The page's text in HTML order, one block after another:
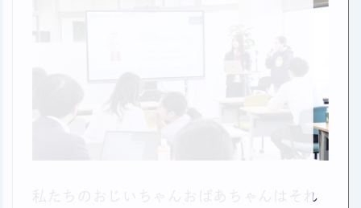
私たちのおじいちゃんおばあちゃんはそれ